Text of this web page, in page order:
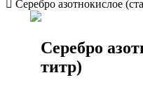
Серебро азотнокислое
Серебро
титр)